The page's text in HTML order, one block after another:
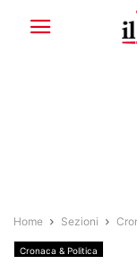
Home Sezioni
Cronaca & Politica